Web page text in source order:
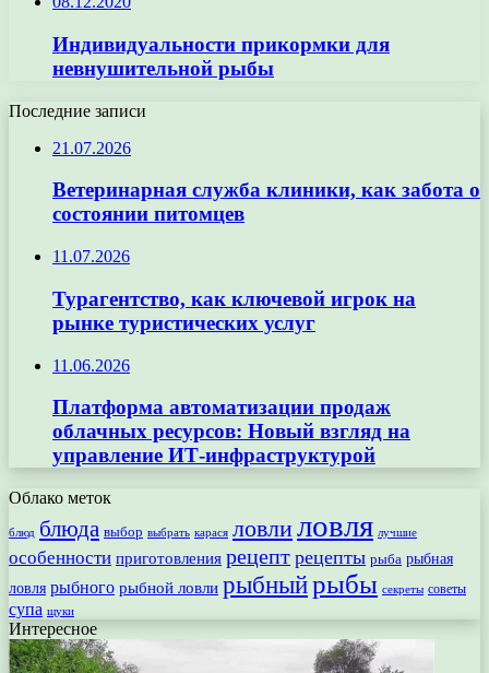
Индивидуальности прикормки для
невнушительной рыбы
Последние записи
21.07.2026
Ветеринарная служба клиники, как забота о
состоянии питомцев
11.07.2026
Турагентство, как ключевой игрок на
рынке туристических услуг
11.06.2026
Платформа автоматизации продаж
облачных ресурсов: Новый взгляд на
управление ИТ-инфраструктурой
Облако меток
блюд блюда выбор выбрать карася ловлиловля лучшие
особенности приготовления рецепт рецепты рыба рыбная
ловля рыбного рыбной ловли рыбныйрыбы секреты советы
супа щуки
Интересное